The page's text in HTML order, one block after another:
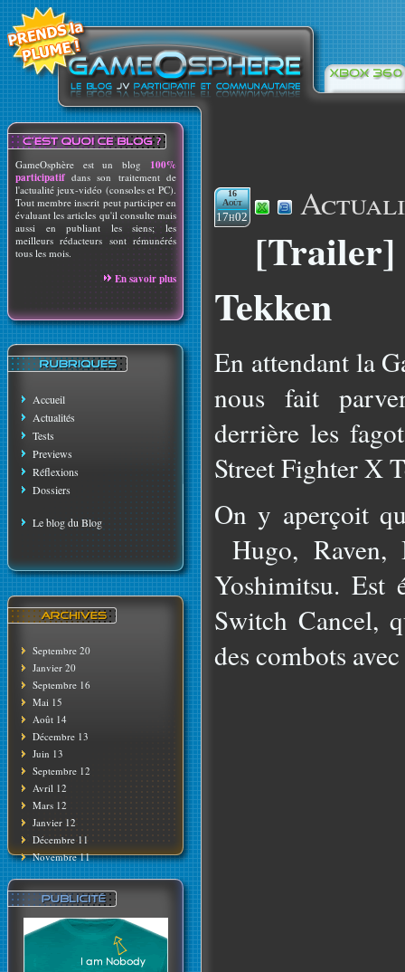
GameOsphère est un blog 100%
participatif dans son traitement de
l'actualité jeux-vidéo (consoles et PC).
Tout membre inscrit peut participer en
évaluant les articles qu'il consulte mais
aussi en publiant les siens; les
meilleurs rédacteurs sont rémunérés
tous les mois.
En savoir plus
Accueil
Actualités
Tests
Previews
Réflexions
Dossiers
Le blog du Blog
Septembre 20
Janvier 20
Septembre 16
Mai 15
Août 14
Décembre 13
Juin 13
Septembre 12
Avril 12
Mars 12
Janvier 12
Décembre 11
Novembre 11
16
Août
17h02
[Trailer]
Tekken
En attendant la
nous fait
derrière les
Street Fighter X
On y aperçoit
Hugo,
Yoshimitsu. Est
Switch Cancel,
des combots